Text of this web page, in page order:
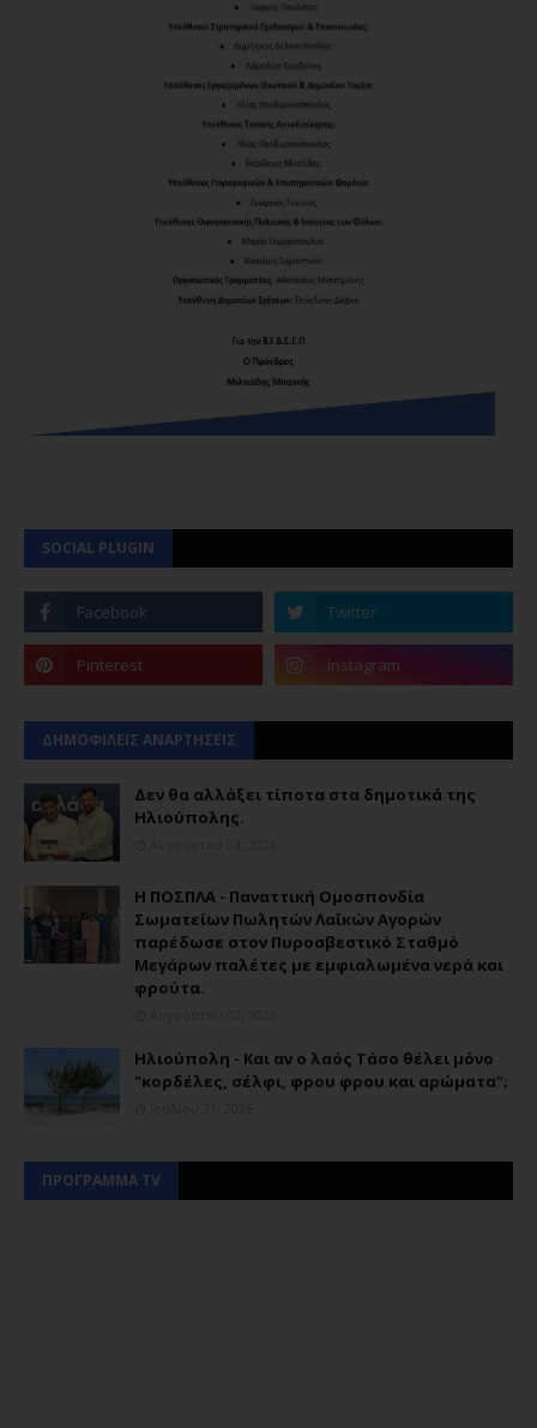
SOCIAL PLUGIN
ΔΗΜΟΦΙΛΕΙΣ ΑΝΑΡΤΗΣΕΙΣ
Δεν θα αλλάξει τίποτα στα δημοτικά της
Ηλιούπολης.
Η ΠΟΣΠΛΑ - Παναττική Ομοσπονδία
Σωματείων Πωλητών Λαϊκών Αγορών
παρέδωσε στον Πυροσβεστικό Σταθμό
Μεγάρων παλέτες με εμφιαλωμένα νερά και
φρούτα.
Ηλιούπολη - Και αν ο λαός Τάσο θέλει μόνο
"κορδέλες, σέλφι, φρου φρου και αρώματα";
ΠΡΟΓΡΑΜΜΑ TV